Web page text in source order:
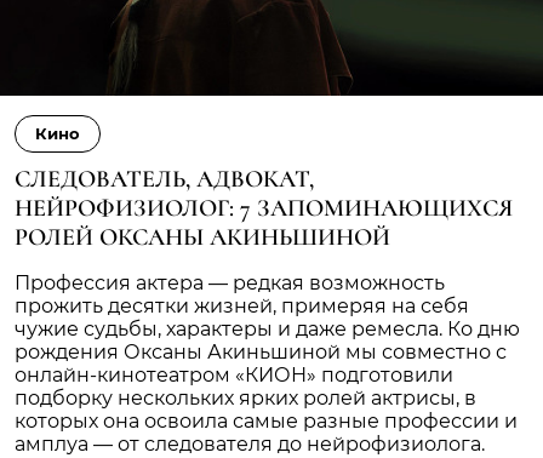
Кино
СЛЕДОВАТЕЛЬ, АДВОКАТ,
НЕЙРОФИЗИОЛОГ: 7 ЗАПОМИНАЮЩИХСЯ
РОЛЕЙ ОКСАНЫ АКИНЬШИНОЙ
Профессия актера — редкая возможность
прожить десятки жизней, примеряя на себя
чужие судьбы, характеры и даже ремесла. Ко дню
рождения Оксаны Акиньшиной мы совместно с
онлайн-кинотеатром «КИОН» подготовили
подборку нескольких ярких ролей актрисы, в
которых она освоила самые разные профессии и
амплуа — от следователя до нейрофизиолога.